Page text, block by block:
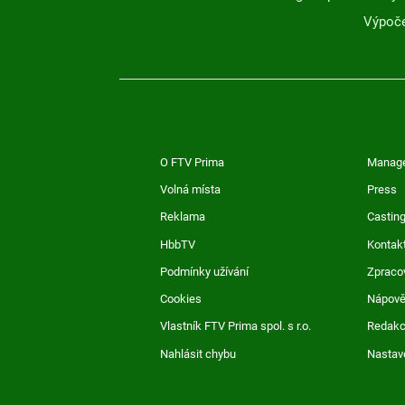
O FTV Prima
Volná místa Press
Reklama
HbbTV
Podmínky užívání
Cookies
Vlastník FTV Prima spol. s r.o.
Nahlásit chybu